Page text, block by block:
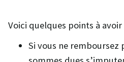
Voici quelques points à avoir
Si vous ne remboursez